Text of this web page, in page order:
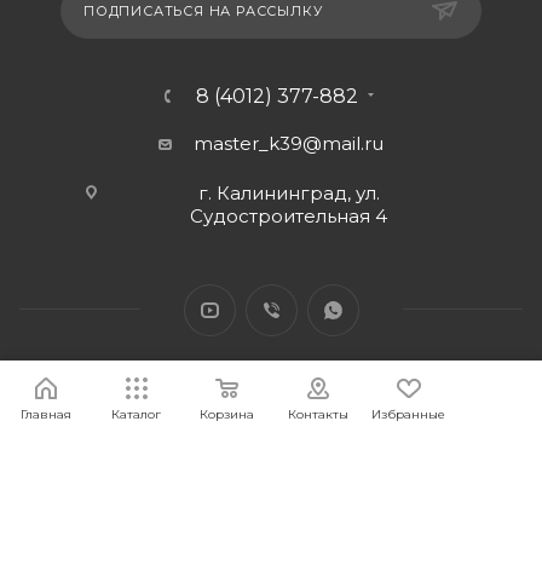
ПОДПИСАТЬСЯ НА РАССЫЛКУ
8 (4012) 377-882
master_k39@mail.ru
г. Калининград, ул.
Судостроительная 4
Главная Каталог Корзина Контакты Избранные